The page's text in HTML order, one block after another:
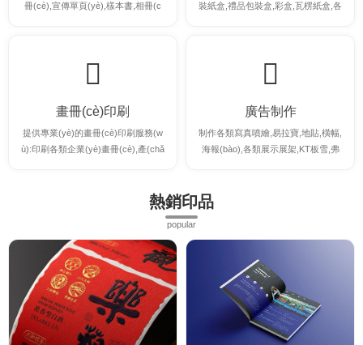
冊(cè),宣傳單頁(yè),樣本書,相冊(c
裝紙盒,禮品包裝盒,彩盒,瓦楞紙盒,各
畫冊(cè)印刷
提供專業(yè)的畫冊(cè)印刷服務(w
ù):印刷各類企業(yè)畫冊(cè),產(chǎ
廣告制作
制作各類寫真噴繪,易拉寶,地貼,橫幅,
海報(bào),各類展示展架,KT板雪,弗
熱銷印品
popular